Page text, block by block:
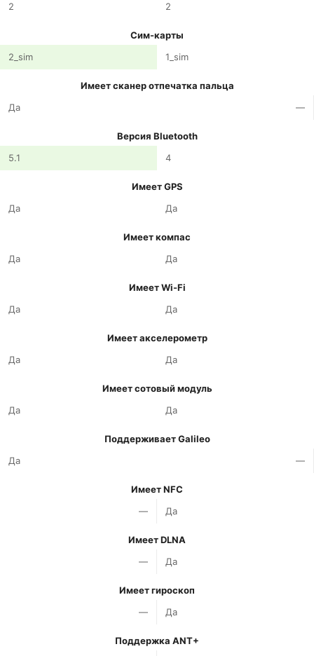
2
2
Сим-карты
2_sim
1_sim
Имеет сканер отпечатка пальца
Да
—
Версия Bluetooth
5.1
4
Имеет GPS
Да
Да
Имеет компас
Да
Да
Имеет Wi-Fi
Да
Да
Имеет акселерометр
Да
Да
Имеет сотовый модуль
Да
Да
Поддерживает Galileo
Да
—
Имеет NFC
—
Да
Имеет DLNA
—
Да
Имеет гироскоп
—
Да
Поддержка ANT+